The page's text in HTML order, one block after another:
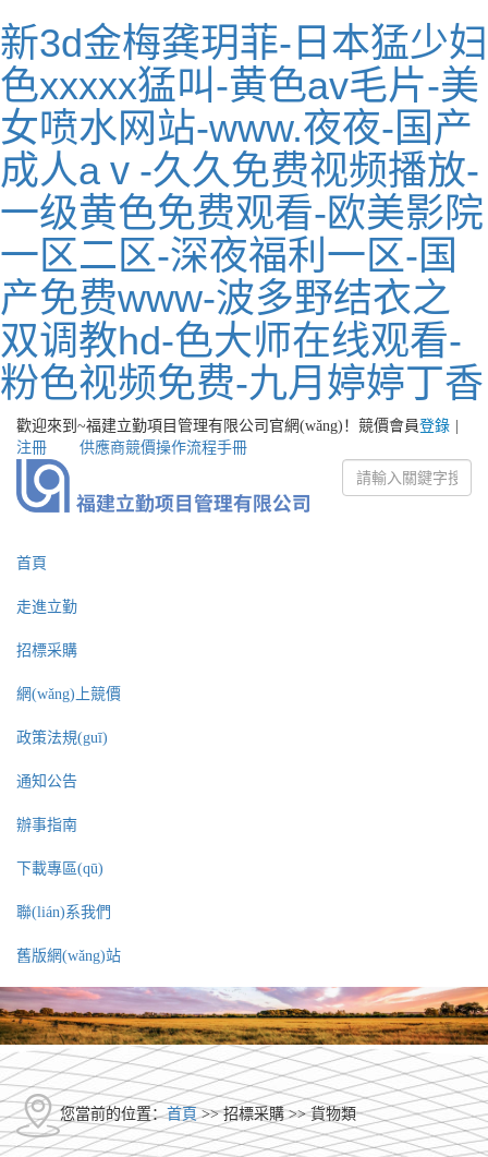
新3d金梅龚玥菲-日本猛少妇
色xxxxx猛叫-黄色av毛片-美
女喷水网站-www.夜夜-国产
成人aⅴ-久久免费视频播放-
一级黄色免费观看-欧美影院
一区二区-深夜福利一区-国
产免费www-波多野结衣之
双调教hd-色大师在线观看-
粉色视频免费-九月婷婷丁香
歡迎來到~福建立勤項目管理有限公司官網(wǎng)！ 競價會員登錄
注冊
供應商競價操作流程手冊
首頁
走進立勤
招標采購
網(wǎng)上競價
政策法規(guī)
通知公告
辦事指南
下載專區(qū)
聯(lián)系我們
舊版網(wǎng)站
您當前的位置：首頁>> 招標采購 >>貨物類